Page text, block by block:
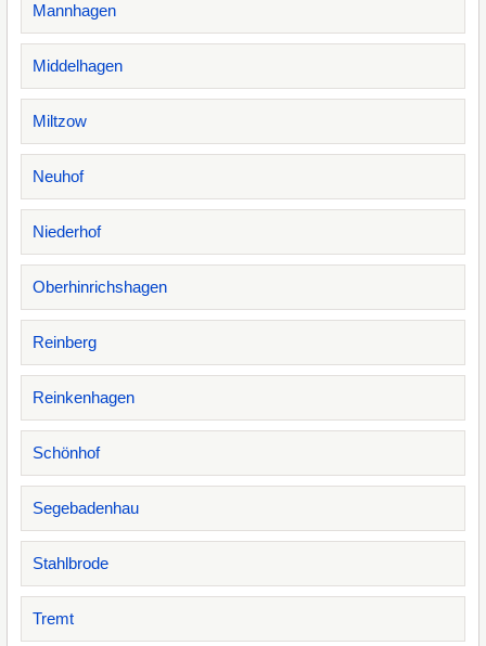
Mannhagen
Middelhagen
Miltzow
Neuhof
Niederhof
Oberhinrichshagen
Reinberg
Reinkenhagen
Schönhof
Segebadenhau
Stahlbrode
Tremt